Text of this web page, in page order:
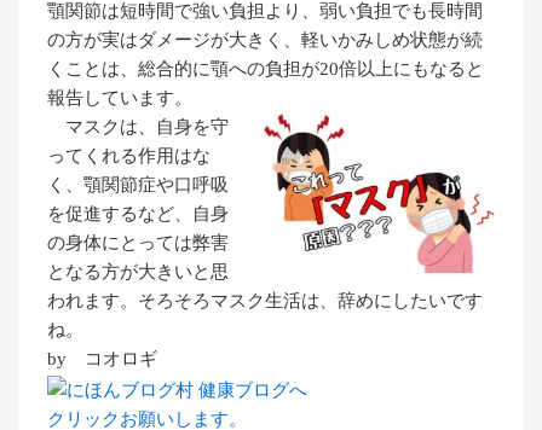
顎関節は短時間で強い負担より、弱い負担でも長時間
の方が実はダメージが大きく、軽いかみしめ状態が続
くことは、総合的に顎への負担が20倍以上にもなると
報告しています。
マスクは、自身を守
ってくれる作用はな
く、顎関節症や口呼吸
を促進するなど、自身
の身体にとっては弊害
となる方が大きいと思
われます。そろそろマスク生活は、辞めにしたいです
ね。
by コオロギ
クリックお願いします。